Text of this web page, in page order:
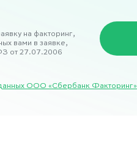
на факторинг,
вами в заявке,
от 27.07.2006
ООО «Сбербанк Факторинг»